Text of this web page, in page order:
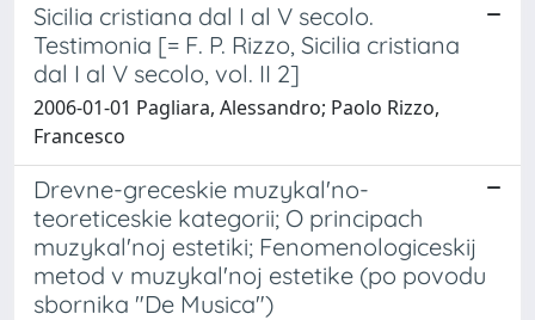
Sicilia cristiana dal I al V secolo.
Testimonia [= F. P. Rizzo, Sicilia cristiana
dal I al V secolo, vol. II 2]
2006-01-01 Pagliara, Alessandro; Paolo Rizzo,
Francesco
Drevne-greceskie muzykal'no-
teoreticeskie kategorii; O principach
muzykal'noj estetiki; Fenomenologiceskij
metod v muzykal'noj estetike (po povodu
sbornika "De Musica")